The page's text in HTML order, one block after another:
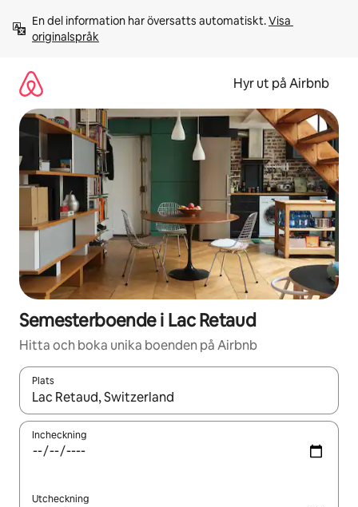
innehåll
En del information har översatts automatiskt. Visa
originalspråk
Hyr ut på Airbnb
Semesterboende i Lac Retaud
Hitta och boka unika boenden på Airbnb
Plats
När resultaten är tillgängliga kan du navigera med upp- och
Incheckning
Utcheckning